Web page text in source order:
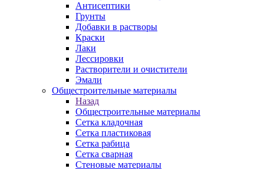
Антисептики
Грунты
Добавки в растворы
Краски
Лаки
Лессировки
Растворители и очистители
Эмали
Общестроительные материалы
Назад
Общестроительные материалы
Сетка кладочная
Сетка пластиковая
Сетка рабица
Сетка сварная
Стеновые материалы